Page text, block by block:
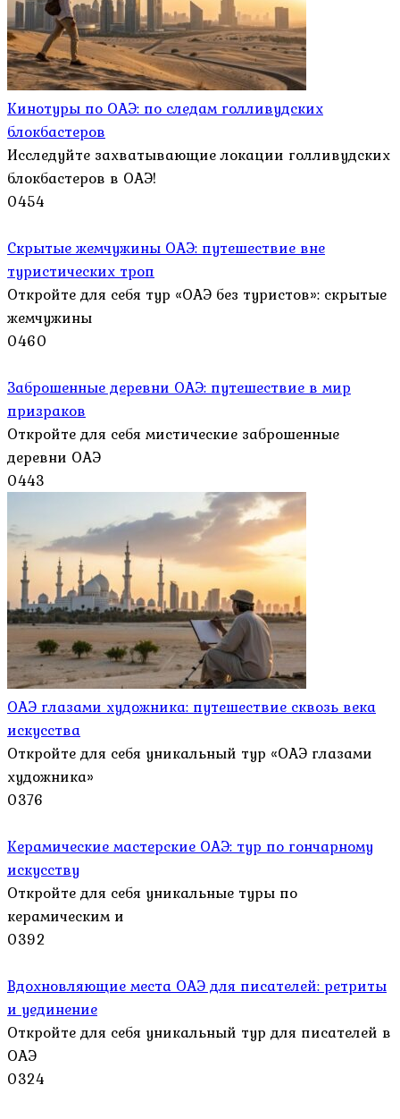
Кинотуры по ОАЭ: по следам голливудских
блокбастеров
Исследуйте захватывающие локации голливудских
блокбастеров в ОАЭ!
0454
Скрытые жемчужины ОАЭ: путешествие вне
туристических троп
Откройте для себя тур «ОАЭ без туристов»: скрытые
жемчужины
0460
Заброшенные деревни ОАЭ: путешествие в мир
призраков
Откройте для себя мистические заброшенные
деревни ОАЭ
0443
ОАЭ глазами художника: путешествие сквозь века
искусства
Откройте для себя уникальный тур «ОАЭ глазами
художника»
0376
Керамические мастерские ОАЭ: тур по гончарному
искусству
Откройте для себя уникальные туры по
керамическим и
0392
Вдохновляющие места ОАЭ для писателей: ретриты
и уединение
Откройте для себя уникальный тур для писателей в
ОАЭ
0324